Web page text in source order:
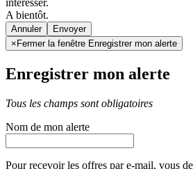
intéresser.
A bientôt.
Annuler
× Fermer la fenêtre Enregistrer mon alerte
Enregistrer mon alerte
Tous les champs sont obligatoires
Nom de mon alerte
Pour recevoir les offres par e-mail, vous